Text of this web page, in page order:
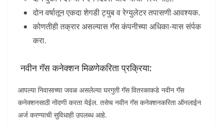
दोन वर्षातून एकदा शेगडी ट्युब व रेग्युलेटर तपासणी आवश्यक.
कोणतीही तक्रार असल्यास गॅस कंपनीच्या अधिका-यास संर्पक
करा.
नवीन गॅस कनेक्शन मिळणेकरिता प्रक्रिया:
आपल्या निवासाच्या जवळ असलेल्या घरगुती गॅस वितरकाकडे नवीन गॅस
कनेक्शनसाठी नोंदणी करता येईल. तसेच नवीन गॅस कनेक्शनकरिता ऑनलाईन
अर्ज करण्याची सुविधाही उपलब्ध आहे.